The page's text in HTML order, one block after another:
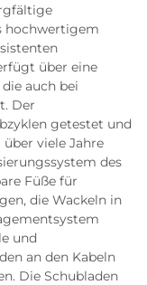
hochwertigem
über eine
auch bei
Der
getestet und
viele Jahre
des
Füße für
die Wackeln in
und
an den Kabeln
Die Schubladen